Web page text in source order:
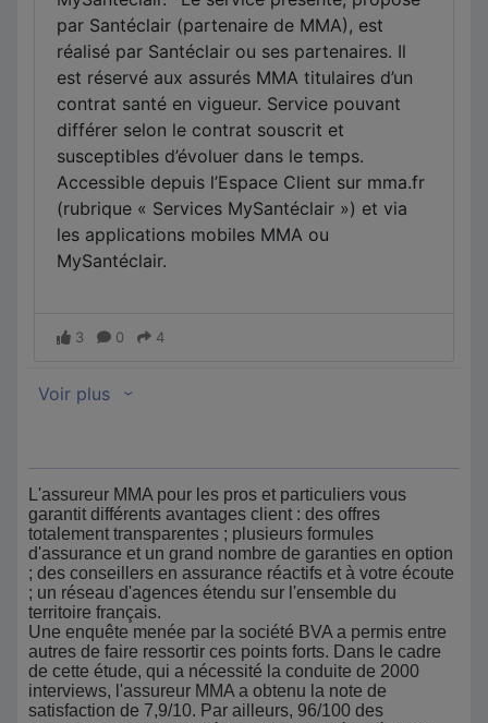
L'assureur MMA pour les pros et particuliers vous
garantit différents avantages client : des offres
totalement transparentes ; plusieurs formules
d'assurance et un grand nombre de garanties en option
; des conseillers en assurance réactifs et à votre écoute
; un réseau d'agences étendu sur l'ensemble du
territoire français.
Une enquête menée par la société BVA a permis entre
autres de faire ressortir ces points forts. Dans le cadre
de cette étude, qui a nécessité la conduite de 2000
interviews, l'assureur MMA a obtenu la note de
satisfaction de 7,9/10. Par ailleurs, 96/100 des